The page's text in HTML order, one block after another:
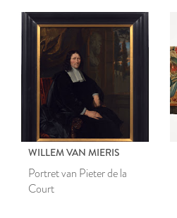
WILLEM VAN MIERIS
Portret van Pieter de la
Court